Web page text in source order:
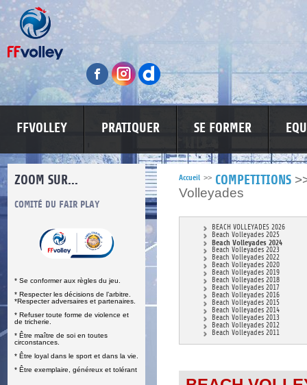
FFVOLLEY PRATIQUER SE FORMER
ZOOM SUR...
COMITÉ DU FAIR PLAY
* Se conformer aux règles du jeu.
* Respecter les décisions de l’arbitre.
*Respecter adversaires et partenaires.
* Refuser toute forme de violence et
de tricherie.
* Être maître de soi en toutes
circonstances.
* Être loyal dans le sport et dans la vie.
* Être exemplaire, généreux et tolérant
LUTTE CONTRE LES VIOLENCES
Accueil >> COMPETITIONS
Volleyades
BEACH VOLLEYADES 2026
Beach Volleyades 2025
Beach Volleyades 2024
Beach Volleyades 2023
Beach Volleyades 2022
Beach Volleyades 2020
Beach Volleyades 2019
Beach Volleyades 2018
Beach Volleyades 2017
Beach Volleyades 2016
Beach Volleyades 2015
Beach Volleyades 2014
Beach Volleyades 2013
Beach Volleyades 2012
Beach Volleyades 2011